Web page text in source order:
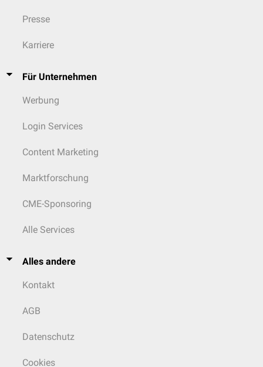
Presse
Karriere
Für Unternehmen
Werbung
Login Services
Content Marketing
Marktforschung
CME-Sponsoring
Alle Services
Alles andere
Kontakt
AGB
Datenschutz
Cookies